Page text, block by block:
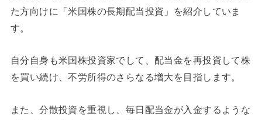
た方向けに「米国株の長期配当投資」を紹介していま
す。
自分自身も米国株投資家でして、配当金を再投資して株
を買い続け、不労所得のさらなる増大を目指します。
また、分散投資を重視し、毎日配当金が入金するような